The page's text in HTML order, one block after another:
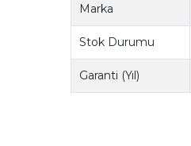
Marka
Stok Durumu
Garanti (Yıl)